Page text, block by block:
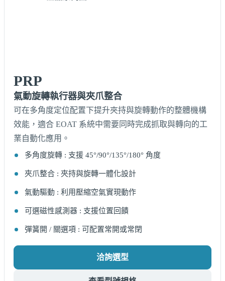
PRP
氣動旋轉執行器與夾爪整合
可在多角度定位配置下提升夾持與旋轉動作的整體機構
效能，適合 EOAT 系統中需要同時完成抓取與轉向的工
業自動化應用。
多角度旋轉 : 支援 45°/90°/135°/180° 角度
夾爪整合 : 夾持與旋轉一體化設計
氣動驅動 : 利用壓縮空氣實現動作
可選磁性感測器 : 支援位置回饋
彈簧開 / 關選項 : 可配置常開或常閉
洽詢選型